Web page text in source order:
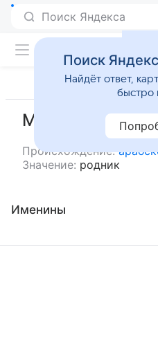
Поиск Яндекса
Магдан
Происхождение:
Значение: родник
Именины
Поиск
Найдёт ответ,
быстро